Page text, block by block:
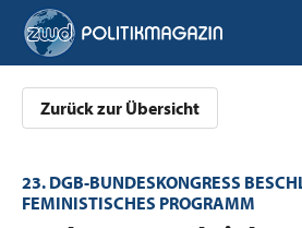
Zurück zur Übersicht
23. DGB-BUNDESKONGRESS
FEMINISTISCHES PROGRAMM